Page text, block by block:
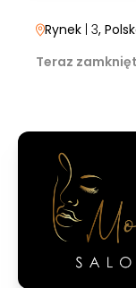
Rynek | 3,
Teraz